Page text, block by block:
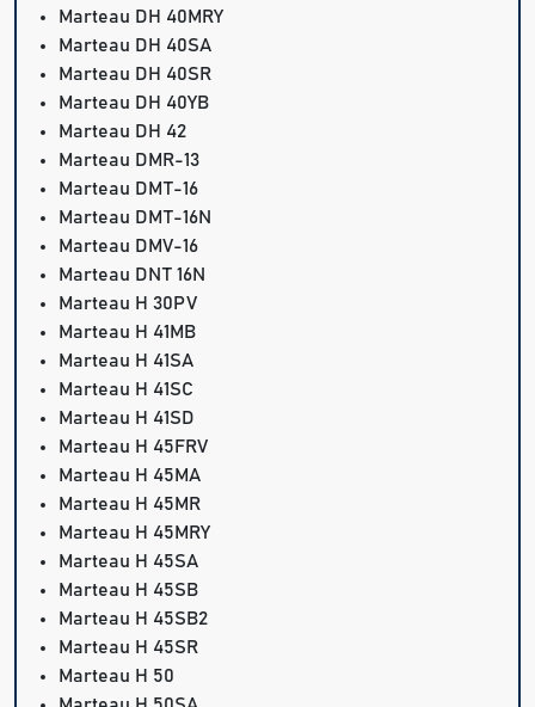
Marteau DH 40MRY
Marteau DH 40SA
Marteau DH 40SR
Marteau DH 40YB
Marteau DH 42
Marteau DMR-13
Marteau DMT-16
Marteau DMT-16N
Marteau DMV-16
Marteau DNT 16N
Marteau H 30PV
Marteau H 41MB
Marteau H 41SA
Marteau H 41SC
Marteau H 41SD
Marteau H 45FRV
Marteau H 45MA
Marteau H 45MR
Marteau H 45MRY
Marteau H 45SA
Marteau H 45SB
Marteau H 45SB2
Marteau H 45SR
Marteau H 50